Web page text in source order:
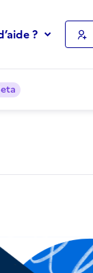
?